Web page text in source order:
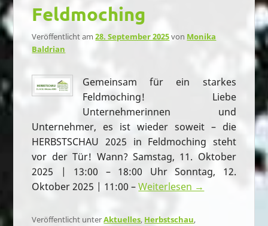
Feldmoching
Veröffentlicht am28. September 2025von Monika
Baldrian
Gemeinsam für ein starkes
Feldmoching! Liebe
Unternehmerinnen und
Unternehmer, es ist wieder soweit – die
HERBSTSCHAU 2025 in Feldmoching steht
vor der Tür! Wann? Samstag, 11. Oktober
2025 | 13:00 – 18:00 Uhr Sonntag, 12.
Oktober 2025 | 11:00 –Weiterlesen →
Veröffentlicht unterAktuelles, Herbstschau,